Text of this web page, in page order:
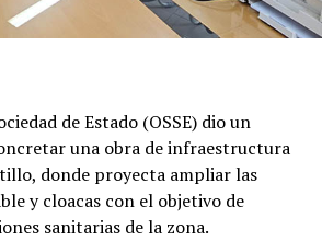
de Estado (OSSE) dio un
una obra de infraestructura
donde proyecta ampliar las
y cloacas con el objetivo de
sanitarias de la zona.